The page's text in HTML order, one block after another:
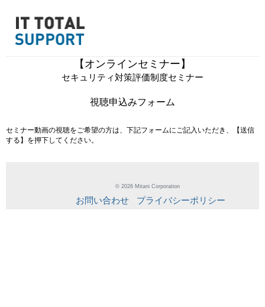
【オンラインセミナー】
セキュリティ対策評価制度セミナー
視聴申込みフォーム
セミナー動画の視聴をご希望の方は、下記フォームにご記入いただき、【送信
する】を押下してください。
© 2026 Mitani Corporation
お問い合わせ プライバシーポリシー